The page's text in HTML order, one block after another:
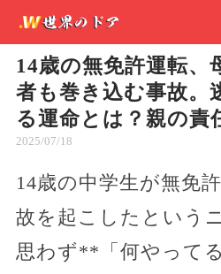
14歳の無免許運転、
者も巻き込む事故。
る運命とは？親の責
2025/07/18
14歳の中学生が無免
故を起こしたという
思わず**「何やって